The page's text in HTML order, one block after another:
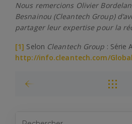
Nous remercions Olivier
Besnainou (Cleantech Group)
partager leur expertise pour la
[1] Selon Cleantech Group : Série
http://info.cleantech.com/